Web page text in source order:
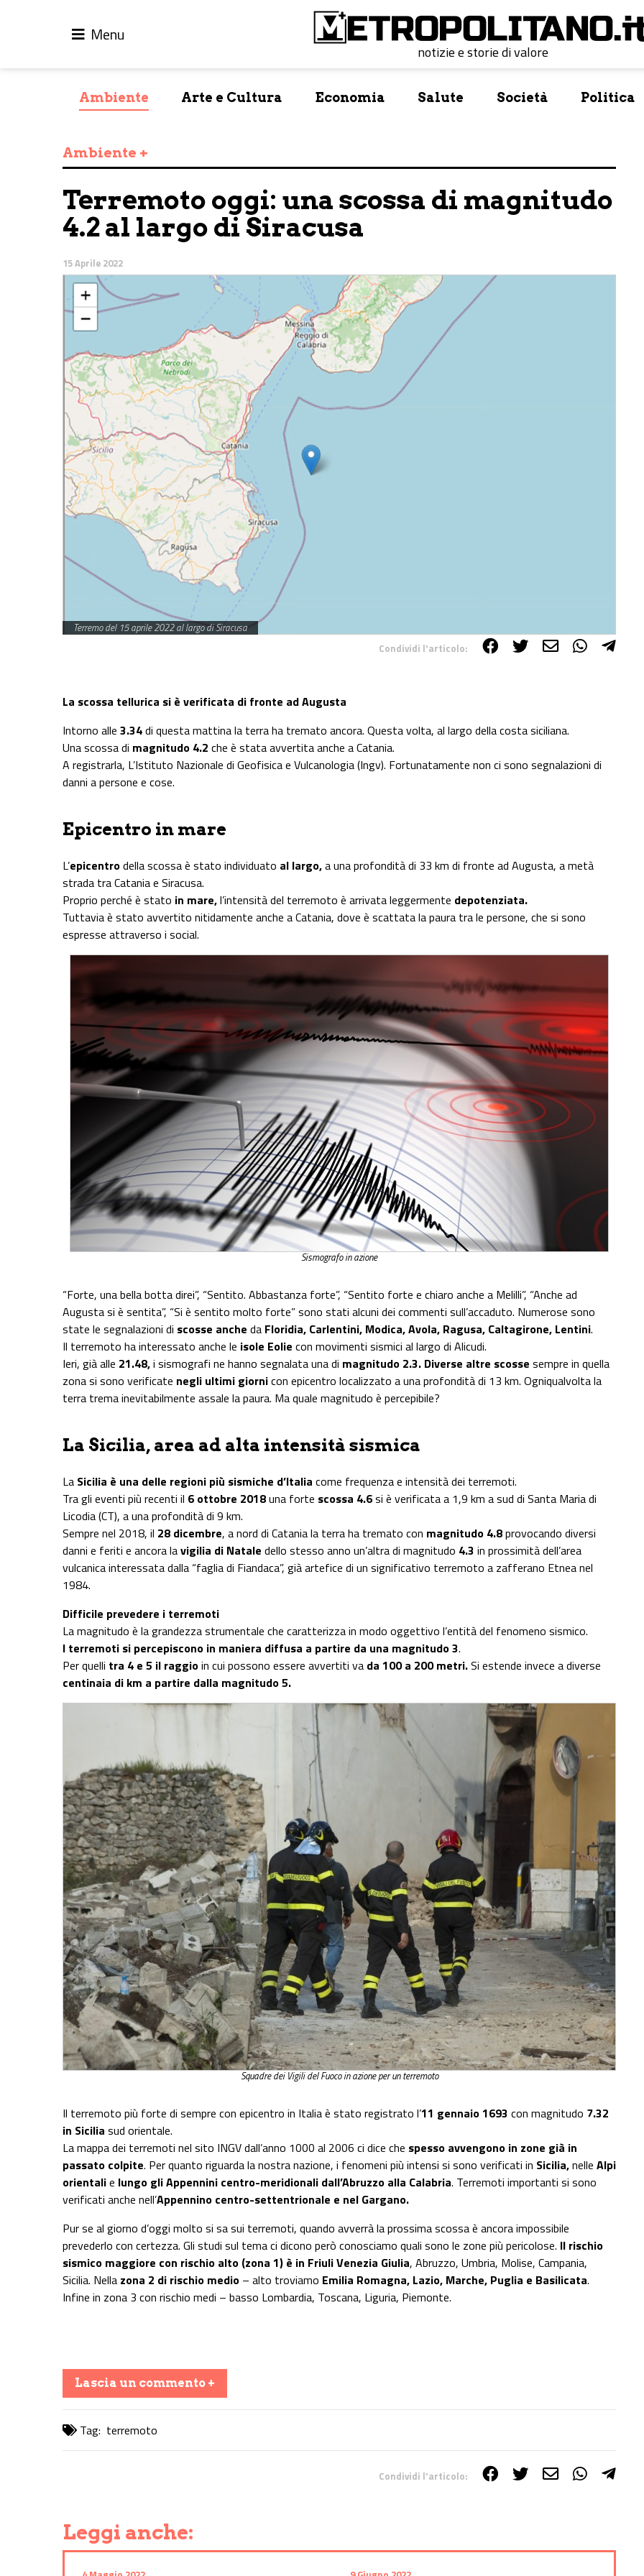
Menu
notizie e storie di valore
Ambiente Arte e Cultura Economia Salute Società Politica
Ambiente +
Terremoto oggi: una scossa di magnitudo
4.2 al largo di Siracusa
15 Aprile 2022
Terremo del 15 aprile 2022 al largo di Siracusa
Condividi l'articolo:
La scossa tellurica si è verificata di fronte ad Augusta
Intorno alle 3.34di questa mattina la terra ha tremato ancora. Questa volta, al largo della costa siciliana.
Una scossa di magnitudo 4.2 che è stata avvertita anche a Catania.
A registrarla, L’Istituto Nazionale di Geofisica e Vulcanologia (Ingv). Fortunatamente non ci sono segnalazioni di
danni a persone e cose.
Epicentro in mare
L’epicentrodella scossa è stato individuato al largo,a una profondità di 33 km di fronte ad Augusta, a metà
strada tra Catania e Siracusa.
Proprio perché è stato in mare,l’intensità del terremoto è arrivata leggermente depotenziata.
Tuttavia è stato avvertito nitidamente anche a Catania, dove è scattata la paura tra le persone, che si sono
espresse attraverso i social.
Sismografo in azione
“Forte, una bella botta direi”, “Sentito. Abbastanza forte”, “Sentito forte e chiaro anche a Melilli”, “Anche ad
Augusta si è sentita”, “Si è sentito molto forte” sono stati alcuni dei commenti sull’accaduto. Numerose sono
state le segnalazioni di scosse anche da Floridia, Carlentini, Modica, Avola, Ragusa, Caltagirone, Lentini.
Il terremoto ha interessato anche le isole Eolie con movimenti sismici al largo di Alicudi.
Ieri, già alle 21.48,i sismografi ne hanno segnalata una di magnitudo 2.3. Diverse altre scosse sempre in quella
zona si sono verificate negli ultimi giornicon epicentro localizzato a una profondità di 13 km. Ogniqualvolta la
terra trema inevitabilmente assale la paura. Ma quale magnitudo è percepibile?
La Sicilia, area ad alta intensità sismica
La Sicilia è una delle regioni più sismiche d’Italia come frequenza e intensità dei terremoti.
Tra gli eventi più recenti il 6 ottobre 2018una forte scossa 4.6si è verificata a 1,9 km a sud di Santa Maria di
Licodia (CT), a una profondità di 9 km.
Sempre nel 2018, il 28 dicembre, a nord di Catania la terra ha tremato con magnitudo 4.8provocando diversi
danni e feriti e ancora lavigilia di Natale dello stesso anno un’altra di magnitudo 4.3 in prossimità dell’area
vulcanica interessata dalla “faglia di Fiandaca”, già artefice di un significativo terremoto a zafferano Etnea nel
1984.
Difficile prevedere i terremoti
La magnitudo è la grandezza strumentale che caratterizza in modo oggettivo l’entità del fenomeno sismico.
I terremoti si percepiscono in maniera diffusa a partire da una magnitudo 3.
Per quelli tra 4 e 5 il raggioin cui possono essere avvertiti va da 100 a 200 metri.Si estende invece a diverse
centinaia di km a partire dalla magnitudo 5.
Squadre dei Vigili del Fuoco in azione per un terremoto
Il terremoto più forte di sempre con epicentro in Italia è stato registrato l’11 gennaio 1693 con magnitudo 7.32
in Sicilia sud orientale.
La mappa dei terremoti nel sito INGV dall’anno 1000 al 2006 ci dice che spesso avvengono in zone già in
passato colpite. Per quanto riguarda la nostra nazione, i fenomeni più intensi si sono verificati in Sicilia,nelle Alpi
orientalie lungo gli Appennini centro-meridionali dall’Abruzzo alla Calabria. Terremoti importanti si sono
verificati anche nell’Appennino centro-settentrionale e nel Gargano.
Pur se al giorno d’oggi molto si sa sui terremoti, quando avverrà la prossima scossa è ancora impossibile
prevederlo con certezza. Gli studi sul tema ci dicono però conosciamo quali sono le zone più pericolose. Il rischio
sismico maggiore con rischio alto (zona 1) è in Friuli Venezia Giulia, Abruzzo, Umbria, Molise, Campania,
Sicilia. Nella zona 2 di rischio medio – alto troviamo Emilia Romagna, Lazio, Marche, Puglia e Basilicata.
Infine in zona 3 con rischio medi – basso Lombardia, Toscana, Liguria, Piemonte.
Lascia un commento +
Tag: terremoto
Condividi l'articolo:
Leggi anche: